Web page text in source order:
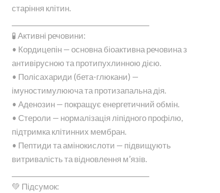
старіння клітин.
🧪 Активні речовини:
• Кордицепін — основна біоактивна речовина з
антивірусною та протипухлинною дією.
• Полісахариди (бета-глюкани) —
імуностимулююча та протизапальна дія.
• Аденозин — покращує енергетичний обмін.
• Стероли — нормалізація ліпідного профілю,
підтримка клітинних мембран.
• Пептиди та амінокислоти — підвищують
витривалість та відновлення м’язів.
💚 Підсумок: